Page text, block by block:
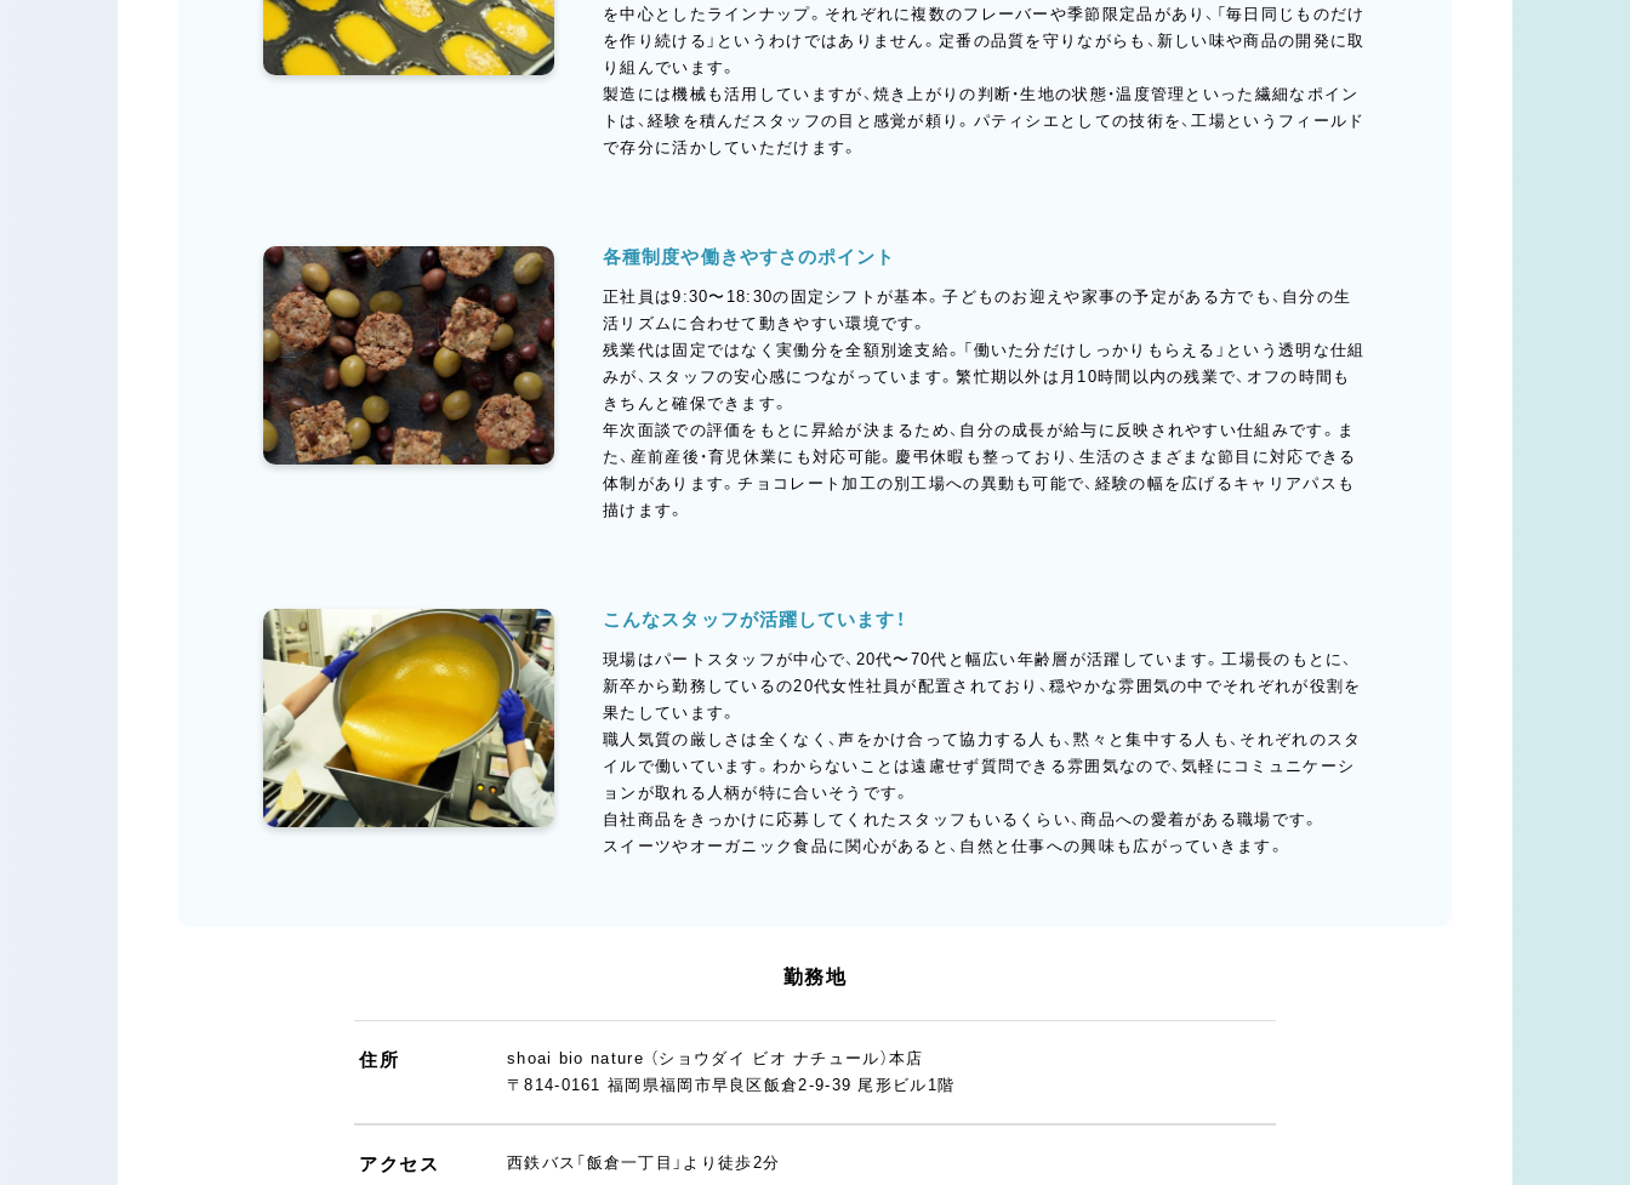
を中心としたラインナップ。それぞれに複数のフレーバーや季節限定品があり、「毎日同じものだけ
を作り続ける」というわけではありません。定番の品質を守りながらも、新しい味や商品の開発に取
り組んでいます。
製造には機械も活用していますが、焼き上がりの判断・生地の状態・温度管理といった繊細なポイン
トは、経験を積んだスタッフの目と感覚が頼り。パティシエとしての技術を、工場というフィールド
で存分に活かしていただけます。
各種制度や働きやすさのポイント
正社員は9:30〜18:30の固定シフトが基本。子どものお迎えや家事の予定がある方でも、自分の生
活リズムに合わせて動きやすい環境です。
残業代は固定ではなく実働分を全額別途支給。「働いた分だけしっかりもらえる」という透明な仕組
みが、スタッフの安心感につながっています。繁忙期以外は月10時間以内の残業で、オフの時間も
きちんと確保できます。
年次面談での評価をもとに昇給が決まるため、自分の成長が給与に反映されやすい仕組みです。ま
た、産前産後・育児休業にも対応可能。慶弔休暇も整っており、生活のさまざまな節目に対応できる
体制があります。チョコレート加工の別工場への異動も可能で、経験の幅を広げるキャリアパスも
描けます。
こんなスタッフが活躍しています！
現場はパートスタッフが中心で、20代〜70代と幅広い年齢層が活躍しています。工場長のもとに、
新卒から勤務しているの20代女性社員が配置されており、穏やかな雰囲気の中でそれぞれが役割を
果たしています。
職人気質の厳しさは全くなく、声をかけ合って協力する人も、黙々と集中する人も、それぞれのスタ
イルで働いています。わからないことは遠慮せず質問できる雰囲気なので、気軽にコミュニケーシ
ョンが取れる人柄が特に合いそうです。
自社商品をきっかけに応募してくれたスタッフもいるくらい、商品への愛着がある職場です。
スイーツやオーガニック食品に関心があると、自然と仕事への興味も広がっていきます。
勤務地
住所
shoai bio nature （ショウダイ ビオ ナチュール）本店
〒814-0161 福岡県福岡市早良区飯倉2-9-39 尾形ビル1階
アクセス 西鉄バス「飯倉一丁目」より徒歩2分